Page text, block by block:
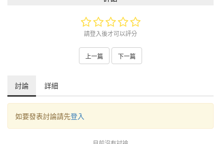
請登入後才可以評分
上一篇 下一篇
討論 詳細
如要發表討論請先登入